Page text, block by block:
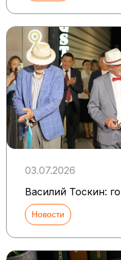
03.07.2026
Василий Тоскин:
Новости